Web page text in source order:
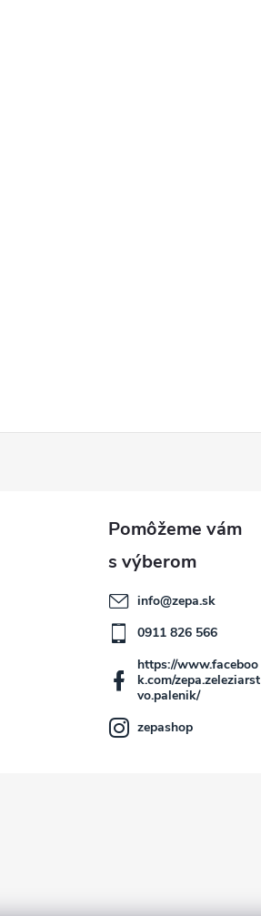
info@zepa.sk
0911 826 566
https://www.faceboo
k.com/zepa.zeleziarst
vo.palenik/
zepashop